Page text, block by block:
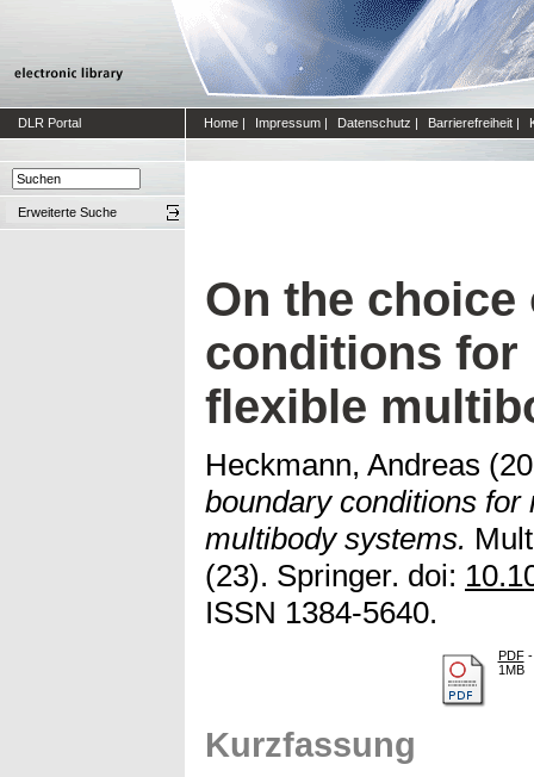
DLR Portal Home | Impressum | Datenschutz | Barrierefreiheit |
Erweiterte Suche
On the
conditions for
flexible
Heckmann, Andreas
boundary conditions
multibody systems.
(23). Springer. doi:
ISSN 1384-5640.
PDF-
1MB
Kurzfassung